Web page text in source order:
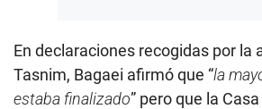
En declaraciones recogidas por la
Tasnim, Bagaei afirmó que “la
estaba finalizado” pero que la